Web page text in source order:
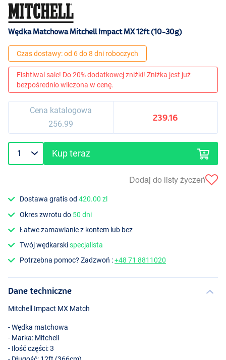
Wędka Matchowa Mitchell Impact MX 12ft (10-30g)
Czas dostawy: od 6 do 8 dni roboczych
Fishtiwal sale! Do 20% dodatkowej zniżki! Zniżka jest już
bezpośrednio wliczona w cenę.
Cena katalogowa
256.99
239.16
Kup teraz
Dodaj do listy życzeń
Dostawa gratis od420.00 zl
Okres zwrotu do 50 dni
Łatwe zamawianie z kontem lub bez
Twój wędkarskispecjalista
Potrzebna pomoc? Zadzwoń :+48 71 8811020
Dane techniczne
Mitchell Impact MX Match
- Wędka matchowa
- Marka: Mitchell
- Ilość części: 3